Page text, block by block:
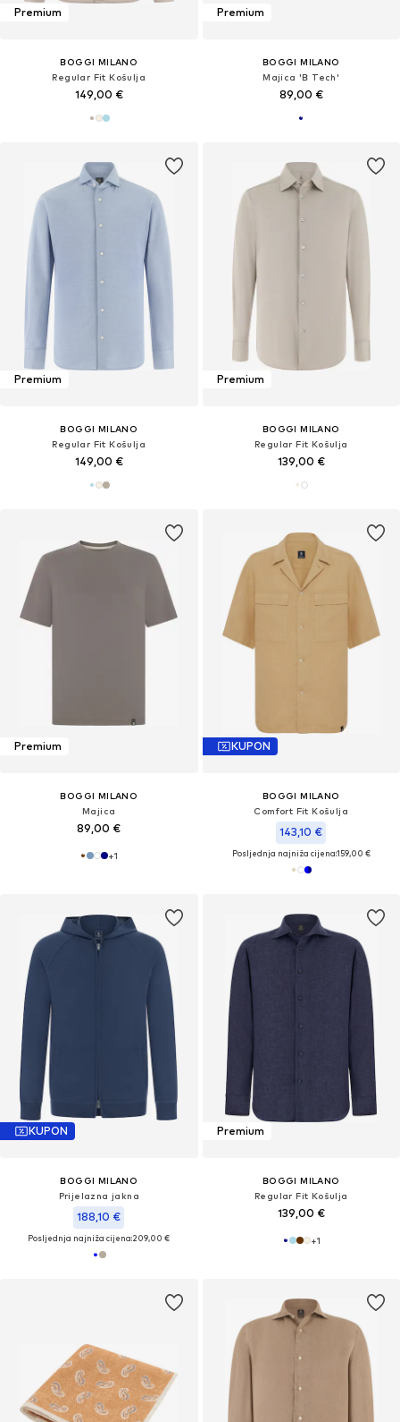
Premium
BOGGI MILANO
Regular Fit Košulja
149,00 €
Premium
BOGGI MILANO
Majica 'B Tech'
89,00 €
Premium
BOGGI MILANO
Regular Fit Košulja
149,00 €
Premium
BOGGI MILANO
Regular Fit Košulja
139,00 €
Premium
BOGGI MILANO
Majica
89,00 €
+1
KUPON
BOGGI MILANO
Comfort Fit Košulja
143,10 €
Posljednja najniža cijena:159,00 €
KUPON
BOGGI MILANO
Prijelazna jakna
188,10 €
Posljednja najniža cijena:209,00 €
Premium
BOGGI MILANO
Regular Fit Košulja
139,00 €
+1